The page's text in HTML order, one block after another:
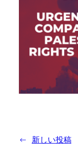
← 新しい投稿